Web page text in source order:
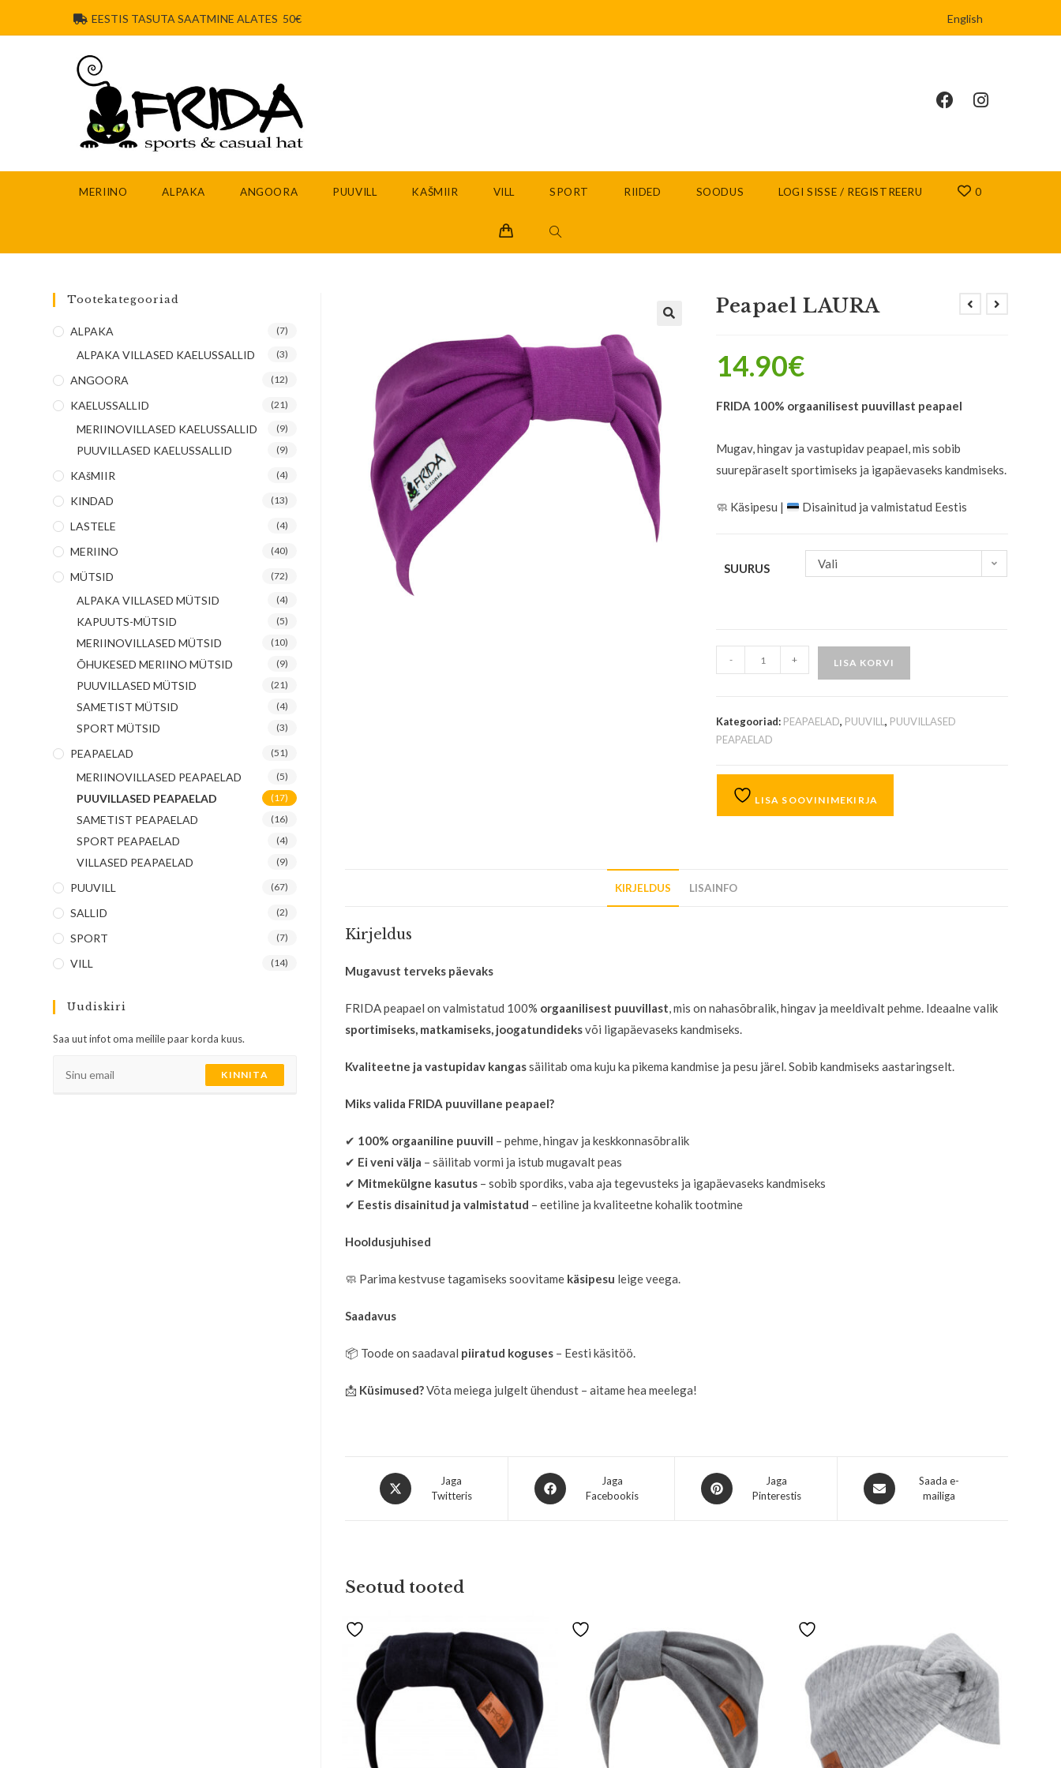
EESTIS TASUTA SAATMINE ALATES 50€ English
MERIINO ALPAKA ANGOORA PUUVILL KAŠMIIR VILL SPORT RIIDED SOODUS LOGI SISSE / REGISTREERU 0
Peapael LAURA
14.90€
FRIDA 100% orgaanilisest puuvillast peapael
Mugav, hingav ja vastupidav peapael, mis sobib
suurepäraselt sportimiseks ja igapäevaseks kandmiseks.
🧼 Käsipesu | Disainitud ja valmistatud Eestis
SUURUS Vali
- + LISA KORVI
Kategooriad: PEAPAELAD, PUUVILL, PUUVILLASED
PEAPAELAD
LISA SOOVINIMEKIRJA
KIRJELDUS LISAINFO
Kirjeldus
Mugavust terveks päevaks
FRIDA peapael on valmistatud 100% orgaanilisest puuvillast , mis on nahasõbralik, hingav ja meeldivalt pehme. Ideaalne valik
sportimiseks, matkamiseks, joogatundideksvõi ligapäevaseks kandmiseks.
Kvaliteetne ja vastupidav kangassäilitab oma kuju ka pikema kandmise ja pesu järel. Sobib kandmiseks aastaringselt.
Miks valida FRIDA puuvillane peapael?
✔ 100% orgaaniline puuvill – pehme, hingav ja keskkonnasõbralik
✔ Ei veni välja – säilitab vormi ja istub mugavalt peas
✔ Mitmekülgne kasutus– sobib spordiks, vaba aja tegevusteks ja igapäevaseks kandmiseks
✔ Eestis disainitud ja valmistatud – eetiline ja kvaliteetne kohalik tootmine
Hooldusjuhised
🧼 Parima kestvuse tagamiseks soovitame käsipesu leige veega.
Saadavus
📦 Toode on saadaval piiratud koguses– Eesti käsitöö.
📩 Küsimused?Võta meiega julgelt ühendust – aitame hea meelega!
Jaga
Twitteris
Jaga
Facebookis
Jaga
Pinterestis
Saada e-
mailiga
Seotud tooted
Tootekategooriad
ALPAKA (7)
ALPAKA VILLASED KAELUSSALLID (3)
ANGOORA (12)
KAELUSSALLID (21)
MERIINOVILLASED KAELUSSALLID (9)
PUUVILLASED KAELUSSALLID (9)
KAšMIIR (4)
KINDAD (13)
LASTELE (4)
MERIINO (40)
MÜTSID (72)
ALPAKA VILLASED MÜTSID (4)
KAPUUTS-MÜTSID (5)
MERIINOVILLASED MÜTSID (10)
ÕHUKESED MERIINO MÜTSID (9)
PUUVILLASED MÜTSID (21)
SAMETIST MÜTSID (4)
SPORT MÜTSID (3)
PEAPAELAD (51)
MERIINOVILLASED PEAPAELAD (5)
PUUVILLASED PEAPAELAD (17)
SAMETIST PEAPAELAD (16)
SPORT PEAPAELAD (4)
VILLASED PEAPAELAD (9)
PUUVILL (67)
SALLID (2)
SPORT (7)
VILL (14)
Uudiskiri
Saa uut infot oma meilile paar korda kuus.
KINNITA